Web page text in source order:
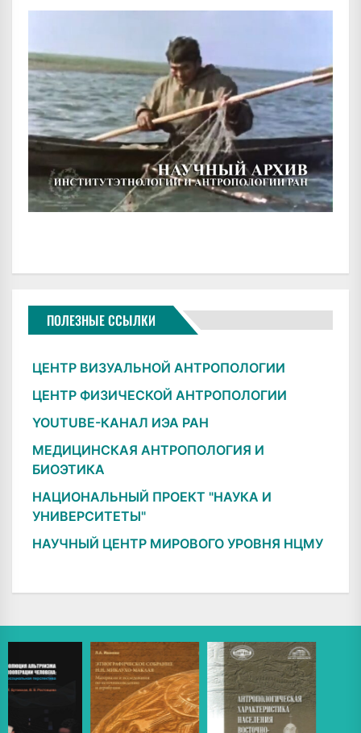
ПОЛЕЗНЫЕ ССЫЛКИ
ЦЕНТР ВИЗУАЛЬНОЙ АНТРОПОЛОГИИ
ЦЕНТР ФИЗИЧЕСКОЙ АНТРОПОЛОГИИ
YOUTUBE-КАНАЛ ИЭА РАН
МЕДИЦИНСКАЯ АНТРОПОЛОГИЯ И
БИОЭТИКА
НАЦИОНАЛЬНЫЙ ПРОЕКТ "НАУКА И
УНИВЕРСИТЕТЫ"
НАУЧНЫЙ ЦЕНТР МИРОВОГО УРОВНЯ НЦМУ